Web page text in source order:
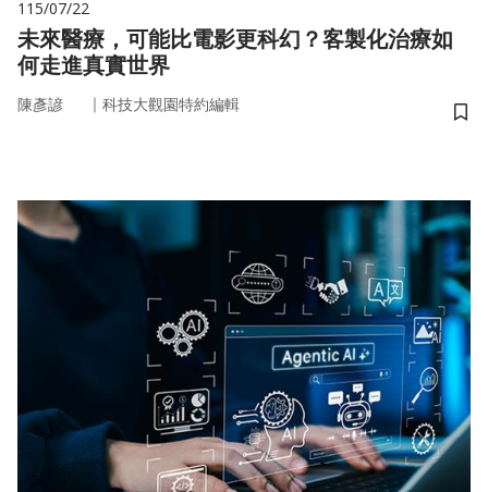
115/07/22
未來醫療，可能比電影更科幻？客製化治療如
何走進真實世界
陳彥諺 ｜ 科技大觀園特約編輯
儲